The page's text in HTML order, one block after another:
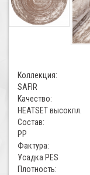
Коллекция:
SAFIR
Качество:
HEATSET высокпл.
Состав:
PP
Фактура:
Усадка PES
Плотность: